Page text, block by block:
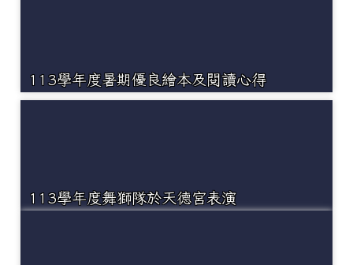
113學年度暑期優良繪本及閱讀心得
113學年度舞獅隊於天德宮表演